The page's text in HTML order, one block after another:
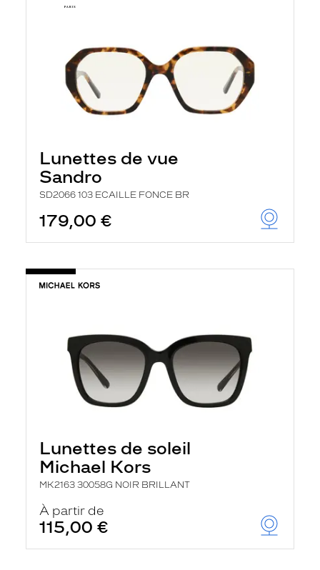
Lunettes de vue
Sandro
SD2066 103 ECAILLE FONCE BR
179,00 €
Lunettes de soleil
Michael Kors
MK2163 30058G NOIR BRILLANT
À partir de
115,00 €